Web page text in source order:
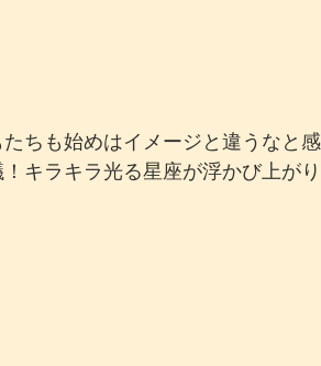
ちも始めはイメージと違うなと
キラキラ光る星座が浮かび上がり